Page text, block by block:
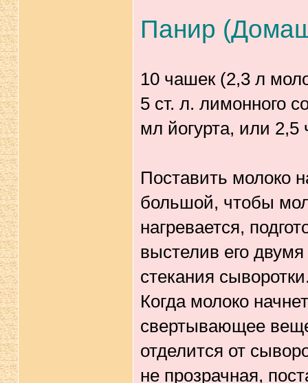
Панир
10 чашек (2,3 л
5 ст. л. лимонного
мл йогурта, или
Поставить молоко
большой, чтобы
нагревается,
выстелив его
стекания
Когда молоко
свертывающее
отделится от
не прозрачная,